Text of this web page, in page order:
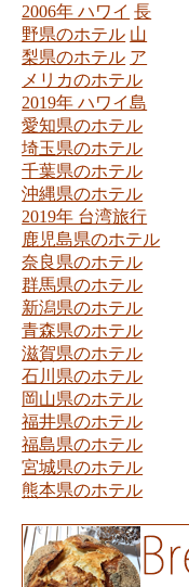
2006年 ハワイ 長
野県のホテル 山
梨県のホテル ア
メリカのホテル
2019年 ハワイ島
愛知県のホテル
埼玉県のホテル
千葉県のホテル
沖縄県のホテル
2019年 台湾旅行
鹿児島県のホテル
奈良県のホテル
群馬県のホテル
新潟県のホテル
青森県のホテル
滋賀県のホテル
石川県のホテル
岡山県のホテル
福井県のホテル
福島県のホテル
宮城県のホテル
熊本県のホテル